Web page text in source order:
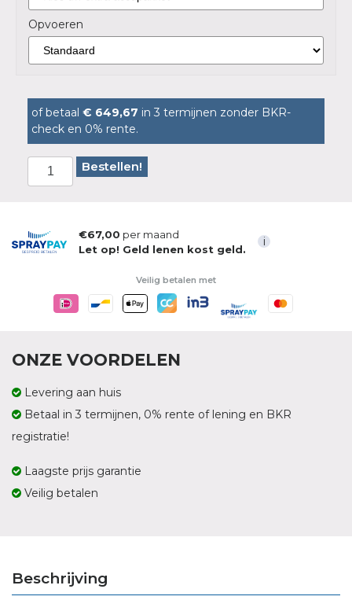
Opvoeren
of betaal € 649,67 in 3 termijnen zonder BKR-
check en 0% rente.
Bestellen!
€67,00 per maand
Let op! Geld lenen kost geld.
i
Veilig betalen met
ONZE VOORDELEN
Levering aan huis
Betaal in 3 termijnen, 0% rente of lening en BKR
registratie!
Laagste prijs garantie
Veilig betalen
Beschrijving